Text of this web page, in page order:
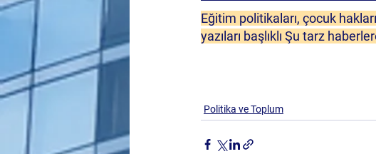
Eğitim politikaları, çocuk hakları
yazıları başlıklı Şu tarz
Politika ve Toplum